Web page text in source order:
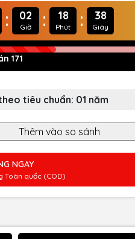
: 02
Giờ : 18
Phút : 36
Giây
171
tiêu chuẩn: 01 năm
NGAY
Toàn quốc (COD)